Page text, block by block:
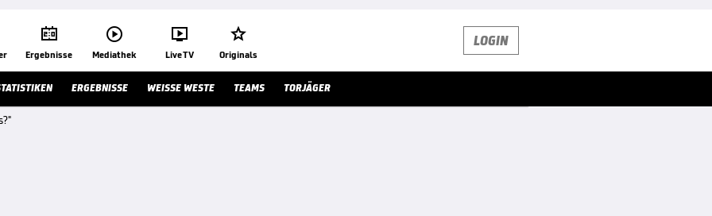

Ergebnisse

Mediathek

Live TV

Originals
LOGIN
ERGEBNISSE WEISSE WESTE TEAMS TORJÄGER